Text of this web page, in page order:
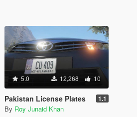
5.0 12,268 10
Pakistan License Plates 1.1
By Roy Junaid Khan